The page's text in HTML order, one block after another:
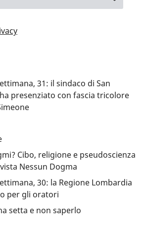
31: il sindaco di San
presenziato con fascia tricolore
Cibo, religione e pseudoscienza
Nessun Dogma
30: la Regione Lombardia
per gli oratori
setta e non saperlo